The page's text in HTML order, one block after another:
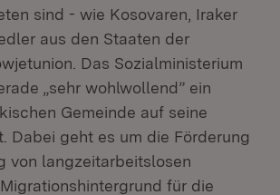
sind - wie Kosovaren, Iraker
aus den Staaten der
Das Sozialministerium
„sehr wohlwollend” ein
Gemeinde auf seine
Dabei geht es um die Förderung
von langzeitarbeitslosen
für die